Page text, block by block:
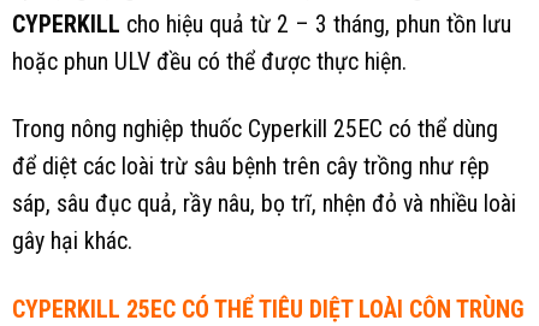
CYPERKILL cho hiệu quả từ 2 – 3 tháng, phun tồn lưu
hoặc phun ULV đều có thể được thực hiện.
Trong nông nghiệp thuốc Cyperkill 25EC có thể dùng
để diệt các loài trừ sâu bệnh trên cây trồng như rệp
sáp, sâu đục quả, rầy nâu, bọ trĩ, nhện đỏ và nhiều loài
gây hại khác.
CYPERKILL 25EC CÓ THỂ TIÊU DIỆT LOÀI CÔN TRÙNG